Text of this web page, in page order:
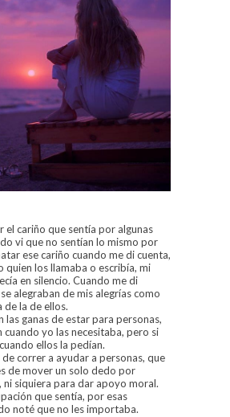
el cariño que sentía por algunas
vi que no sentían lo mismo por
ese cariño cuando me di cuenta,
quien los llamaba o escribía, mi
en silencio. Cuando me di
alegraban de mis alegrías como
de la de ellos.
las ganas de estar para personas,
cuando yo las necesitaba, pero si
ellos la pedían.
correr a ayudar a personas, que
de mover un solo dedo por
ni siquiera para dar apoyo moral.
que sentía, por esas
noté que no les importaba.